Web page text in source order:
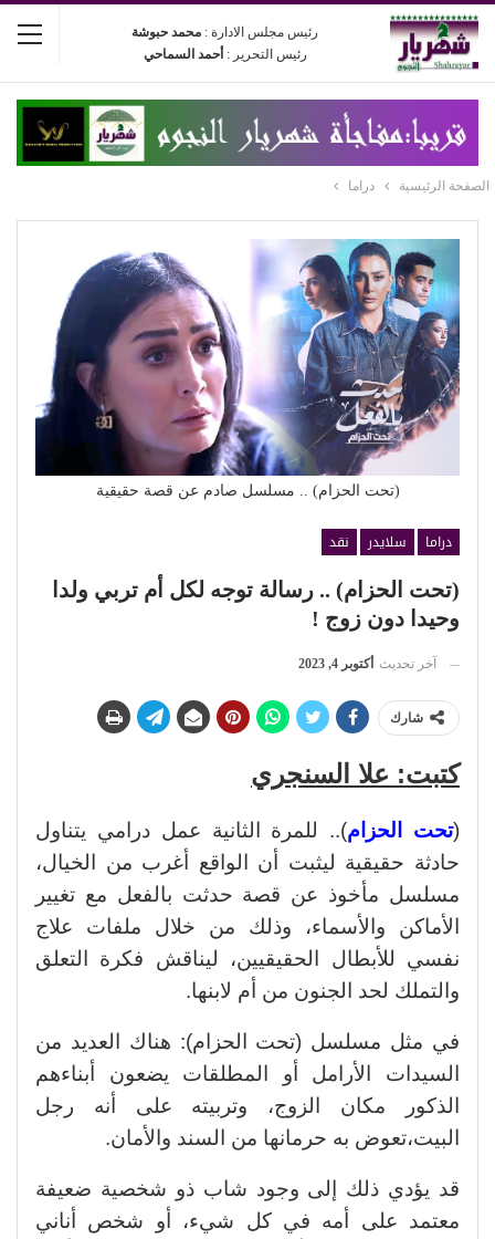
رئيس مجلس الادارة : محمد حبوشة
رئيس التحرير : أحمد السماحي
الصفحة الرئيسية دراما
(تحت الحزام) .. مسلسل صادم عن قصة حقيقية
دراما سلايدر
نقد
(تحت الحزام) .. رسالة توجه لكل أم تربي ولدا
وحيدا دون زوج !
آخر تحديث أكتوبر 4, 2023
شارك
كتبت: علا السنجري
(تحت الحزام).. للمرة الثانية عمل درامي يتناول
حادثة حقيقية ليثبت أن الواقع أغرب من الخيال،
مسلسل مأخوذ عن قصة حدثت بالفعل مع تغيير
الأماكن والأسماء، وذلك من خلال ملفات علاج
نفسي للأبطال الحقيقيين، ليناقش فكرة التعلق
والتملك لحد الجنون من أم لابنها.
في مثل مسلسل (تحت الحزام): هناك العديد من
السيدات الأرامل أو المطلقات يضعون أبناءهم
الذكور مكان الزوج، وتربيته على أنه رجل
البيت،تعوض به حرمانها من السند والأمان.
قد يؤدي ذلك إلى وجود شاب ذو شخصية ضعيفة
معتمد على أمه في كل شيء، أو شخص أناني